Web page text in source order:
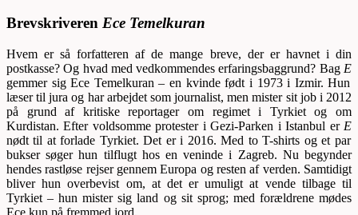
Brevskriveren Ece Temelkuran
Hvem er så forfatteren af de mange breve, der er havnet i din
postkasse? Og hvad med vedkommendes erfaringsbaggrund? Bag E
gemmer sig Ece Temelkuran – en kvinde født i 1973 i Izmir. Hun
læser til jura og har arbejdet som journalist, men mister sit job i 2012
på grund af kritiske reportager om regimet i Tyrkiet og om
Kurdistan. Efter voldsomme protester i Gezi-Parken i Istanbul er E
nødt til at forlade Tyrkiet. Det er i 2016. Med to T-shirts og et par
bukser søger hun tilflugt hos en veninde i Zagreb. Nu begynder
hendes rastløse rejser gennem Europa og resten af verden. Samtidigt
bliver hun overbevist om, at det er umuligt at vende tilbage til
Tyrkiet – hun mister sig land og sit sprog; med forældrene mødes
Ece kun på fremmed jord.